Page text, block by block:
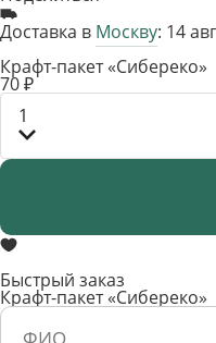
Доставка в Москву: 14
Крафт-пакет «Сибереко»
70 ₽
1
Быстрый заказ
Крафт-пакет «Сибереко»